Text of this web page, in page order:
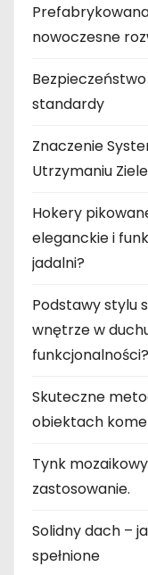
nowoczesne
standardy
Znaczenie
Utrzymaniu
Hokery
eleganckie i
jadalni?
Podstawy stylu
wnętrze w
funkcjonalności?
Skuteczne
obiektach
Tynk
zastosowanie.
Solidny dach –
spełnione